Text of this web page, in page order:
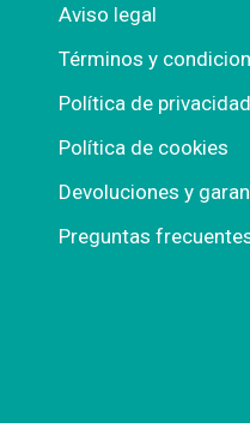
Aviso legal
Términos y
Política de privacidad
Política de cookies
Devoluciones y
Preguntas